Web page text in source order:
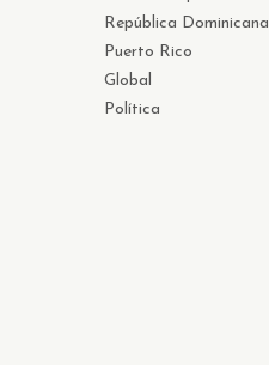
República Dominicana
Puerto Rico
Global
Política